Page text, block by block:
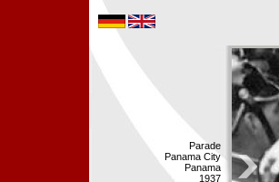
Parade
Panama City
Panama
1937